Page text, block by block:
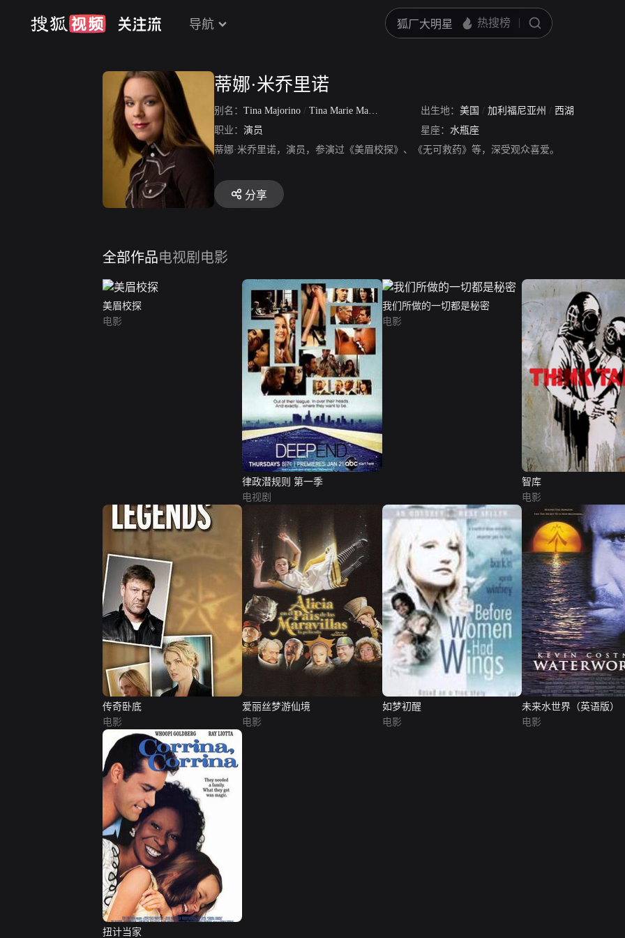
导航
蒂娜·米乔里诺
别名： Tina Majorino / Tina Marie Majorino 出生地： 美国 / 加利福尼亚州 / 西湖
职业： 演员 星座： 水瓶座
蒂娜·米乔里诺，演员，参演过《美眉校探》、《无可救药》等，深受观众喜爱。
分享
全部作品电视剧 电影
美眉校探
电影
律政潜规则 第一季
电视剧
我们所做的一切都是秘密
电影
智库
电影
传奇卧底
电影
爱丽丝梦游仙境
电影
如梦初醒
电影
未来水世界（英语版）
电影
扭计当家